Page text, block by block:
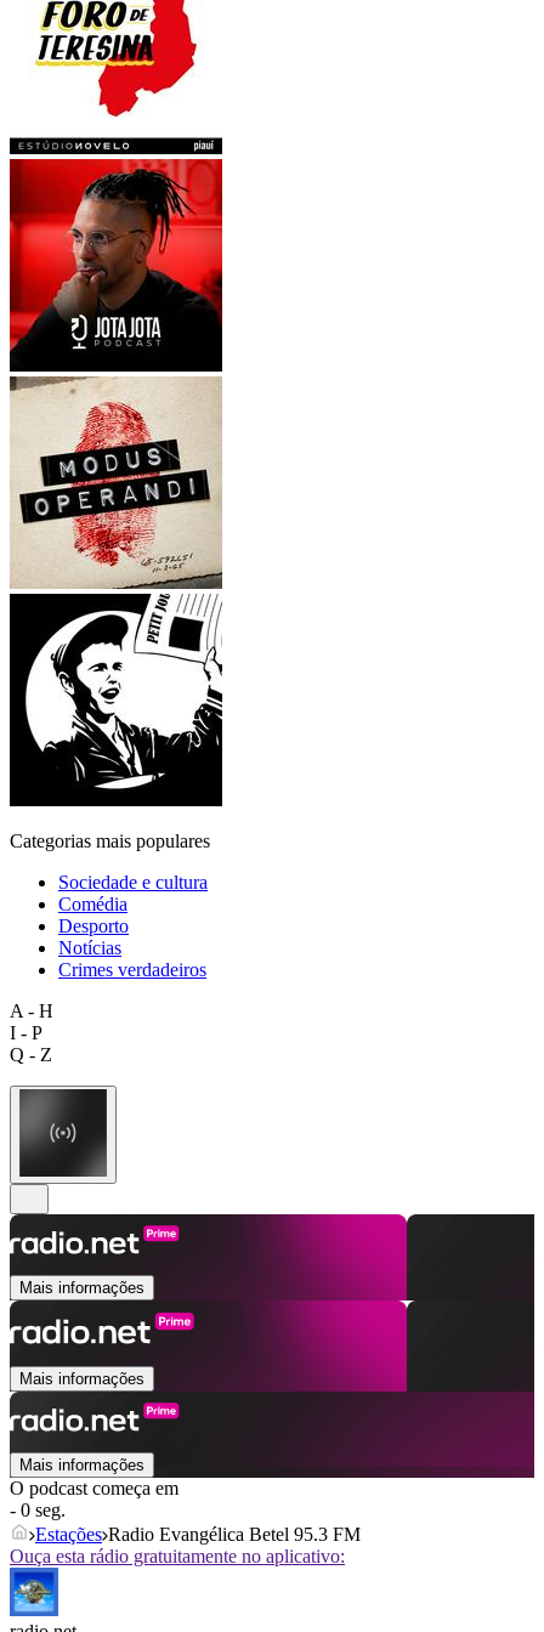
Categorias mais populares
Sociedade e cultura
Comédia
Desporto
Notícias
Crimes verdadeiros
A - H
I - P
Q - Z
Mais informações
Mais informações
Mais informações
O podcast começa em
- 0 seg.
Estações Radio Evangélica Betel 95.3 FM
Ouça esta rádio gratuitamente no aplicativo: